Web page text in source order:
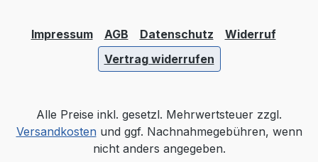
Impressum AGB Datenschutz
Widerruf
Vertrag widerrufen
Alle Preise inkl. gesetzl. Mehrwertsteuer zzgl.
Versandkostenund ggf. Nachnahmegebühren, wenn
nicht anders angegeben.